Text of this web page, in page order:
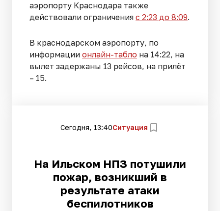
аэропорту Краснодара также
действовали ограничения с 2:23 до 8:09.
В краснодарском аэропорту, по
информации онлайн-табло на 14:22, на
вылет задержаны 13 рейсов, на прилёт
– 15.
Сегодня, 13:40Ситуация
На Ильском НПЗ потушили
пожар, возникший в
результате атаки
беспилотников